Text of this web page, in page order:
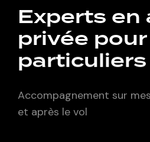
Experts en
privée
particuliers
Accompagnement sur
et après le vol